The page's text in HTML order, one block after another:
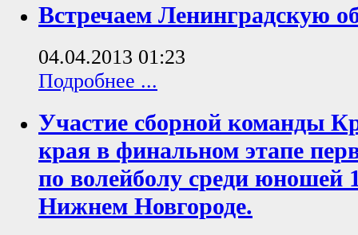
Встречаем Ленинградскую
04.04.2013 01:23
Подробнее ...
Участие сборной команды
края в финальном этапе
по волейболу среди юношей
Нижнем Новгороде.